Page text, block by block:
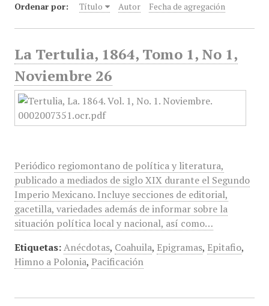
Ordenar por: Título Autor Fecha de agregación
La Tertulia, 1864, Tomo 1, No 1,
Noviembre 26
Periódico regiomontano de política y literatura,
publicado a mediados de siglo XIX durante el Segundo
Imperio Mexicano. Incluye secciones de editorial,
gacetilla, variedades además de informar sobre la
situación política local y nacional, así como…
Etiquetas: Anécdotas, Coahuila, Epigramas, Epitafio,
Himno a Polonia, Pacificación